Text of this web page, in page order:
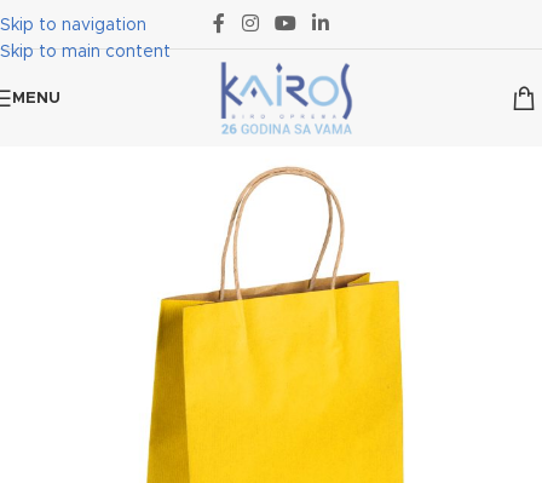
Skip to navigation
Skip to main content
MENU